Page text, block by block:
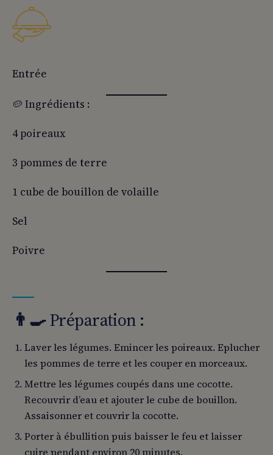
Entrée
🥔 Ingrédients :
4 poireaux
3 pommes de terre
1 cube de bouillon de volaille
Sel
Poivre
👨‍🍳Préparation :
Laver les légumes. Emincer les poireaux. Eplucher
les pommes de terre et les couper en morceaux.
Mettre les légumes coupés dans une cocotte.
Recouvrir d’eau et ajouter le cube de bouillon.
Assaisonner et couvrir la cocotte.
Porter à ébullition puis baisser le feu et laisser
cuire pendant environ 20 minutes.